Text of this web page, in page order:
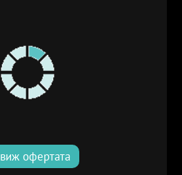
виж офертата